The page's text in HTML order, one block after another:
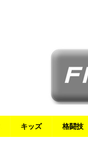
キッズ 格闘技